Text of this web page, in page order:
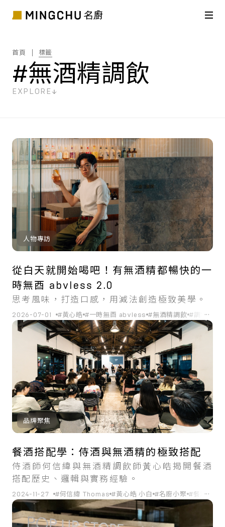
首頁 標籤
#無酒精調飲
EXPLORE
共 4 筆搜尋結果
人物專訪
從白天就開始喝吧！有無酒精都暢快的一
時無酉 abvless 2.0
思考風味，打造口感，用減法創造極致美學。
2026-07-01 #黃心皓 #一時無酉 abvless #無酒精調飲 #調酒...
品牌聚焦
餐酒搭配學：侍酒與無酒精的極致搭配
侍酒師何信緯與無酒精調飲師⿈⼼皓揭開餐酒
搭配歷史、邏輯與實務經驗。
2024-11-27 #何信緯 Thomas #黃⼼皓 小白 #名廚小聚 #餐酒搭配
...